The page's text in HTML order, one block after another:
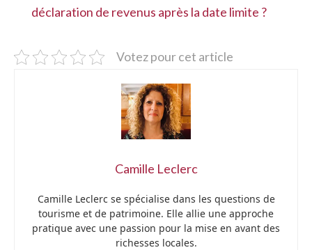
déclaration de revenus après la date limite ?
Votez pour cet article
Camille Leclerc
Camille Leclerc se spécialise dans les questions de
tourisme et de patrimoine. Elle allie une approche
pratique avec une passion pour la mise en avant des
richesses locales.